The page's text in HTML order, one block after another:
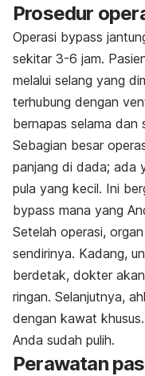
Prosedur
Operasi bypass
sekitar 3-6 jam.
melalui selang yang
terhubung dengan
bernapas selama dan
Sebagian besar
panjang di dada; ada
pula yang kecil. Ini
bypass mana yang
Setelah operasi,
sendirinya. Kadang,
berdetak, dokter
ringan. Selanjutnya,
dengan kawat
Anda sudah pulih.
Perawatan